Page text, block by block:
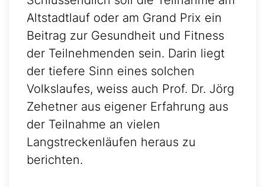
Altstadtlauf oder am Grand Prix ein
Beitrag zur Gesundheit und Fitness
der Teilnehmenden sein. Darin liegt
der tiefere Sinn eines solchen
Volkslaufes, weiss auch Prof. Dr. Jörg
Zehetner aus eigener Erfahrung aus
der Teilnahme an vielen
Langstreckenläufen heraus zu
berichten.